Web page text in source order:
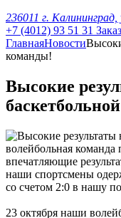
236011 г.
+7 (4012) 93 51 31
ГлавнаяНовости
команды!
Высокие
волейбольная команда
впечатляющие
наши спортсмены
со счетом 2:0 в нашу
23 октября наши